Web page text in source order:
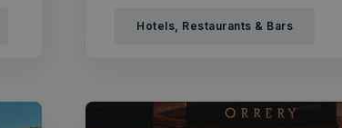
visiter Londres.
Hotels, Restaurants & Bars